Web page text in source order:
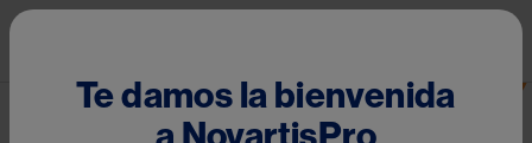
Pasar al contenido principal
Alergología
Te damos la bienvenida
a NovartisPro